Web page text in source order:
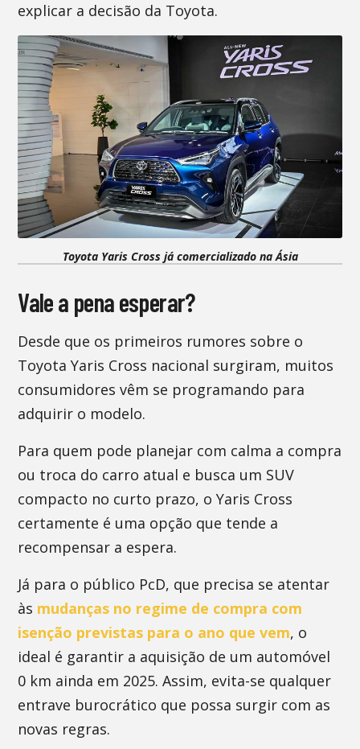
explicar a decisão da Toyota.
Toyota Yaris Cross já comercializado na Ásia
Vale a pena esperar?
Desde que os primeiros rumores sobre o
Toyota Yaris Cross nacional surgiram, muitos
consumidores vêm se programando para
adquirir o modelo.
Para quem pode planejar com calma a compra
ou troca do carro atual e busca um SUV
compacto no curto prazo, o Yaris Cross
certamente é uma opção que tende a
recompensar a espera.
Já para o público PcD, que precisa se atentar
às mudanças no regime de compra com
isenção previstas para o ano que vem, o
ideal é garantir a aquisição de um automóvel
0 km ainda em 2025. Assim, evita-se qualquer
entrave burocrático que possa surgir com as
novas regras.